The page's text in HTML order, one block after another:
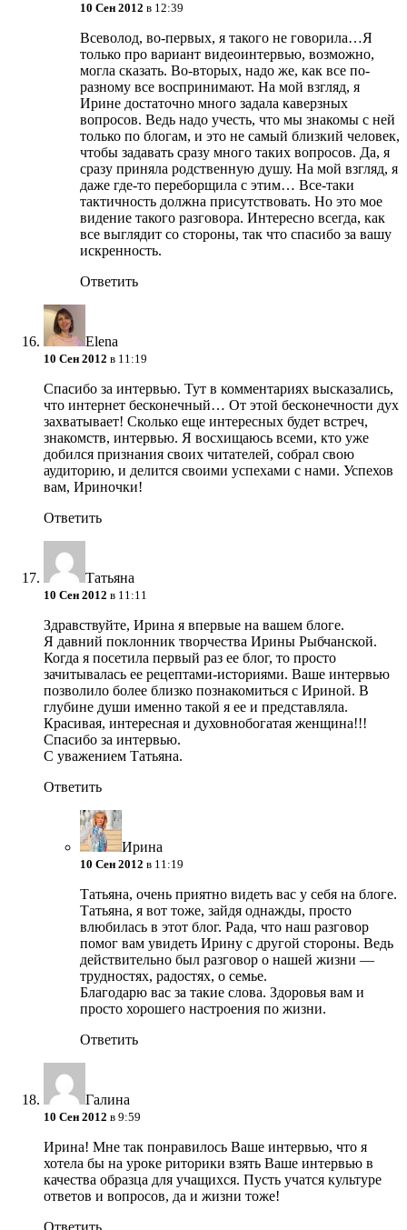
10 Сен 2012 в 12:39
Всеволод, во-первых, я такого не говорила…Я
только про вариант видеоинтервью, возможно,
могла сказать. Во-вторых, надо же, как все по-
разному все воспринимают. На мой взгляд, я
Ирине достаточно много задала каверзных
вопросов. Ведь надо учесть, что мы знакомы с ней
только по блогам, и это не самый близкий человек,
чтобы задавать сразу много таких вопросов. Да, я
сразу приняла родственную душу. На мой взгляд, я
даже где-то переборщила с этим… Все-таки
тактичность должна присутствовать. Но это мое
видение такого разговора. Интересно всегда, как
все выглядит со стороны, так что спасибо за вашу
искренность.
Ответить
Elena
10 Сен 2012 в 11:19
Спасибо за интервью. Тут в комментариях высказались,
что интернет бесконечный… От этой бесконечности дух
захватывает! Сколько еще интересных будет встреч,
знакомств, интервью. Я восхищаюсь всеми, кто уже
добился признания своих читателей, собрал свою
аудиторию, и делится своими успехами с нами. Успехов
вам, Ириночки!
Ответить
Tатьяна
10 Сен 2012 в 11:11
Здравствуйте, Ирина я впервые на вашем блоге.
Я давний поклонник творчества Ирины Рыбчанской.
Когда я посетила первый раз ее блог, то просто
зачитывалась ее рецептами-историями. Ваше интервью
позволило более близко познакомиться с Ириной. В
глубине души именно такой я ее и представляла.
Красивая, интересная и духовнобогатая женщина!!!
Спасибо за интервью.
С уважением Татьяна.
Ответить
Ирина
10 Сен 2012 в 11:19
Татьяна, очень приятно видеть вас у себя на блоге.
Татьяна, я вот тоже, зайдя однажды, просто
влюбилась в этот блог. Рада, что наш разговор
помог вам увидеть Ирину с другой стороны. Ведь
действительно был разговор о нашей жизни —
трудностях, радостях, о семье.
Благодарю вас за такие слова. Здоровья вам и
просто хорошего настроения по жизни.
Ответить
Галина
10 Сен 2012 в 9:59
Ирина! Мне так понравилось Ваше интервью, что я
хотела бы на уроке риторики взять Ваше интервью в
качества образца для учащихся. Пусть учатся культуре
ответов и вопросов, да и жизни тоже!